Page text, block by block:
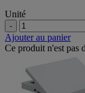
Unité
-
Ajouter au panier
Ce produit n'est pas